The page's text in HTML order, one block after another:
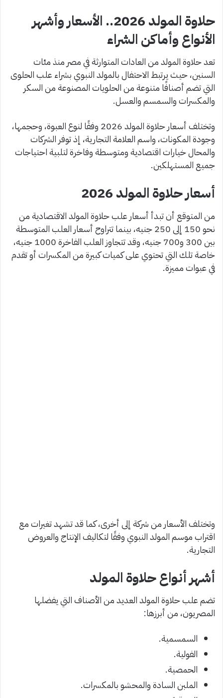
حلاوة المولد 2026.. الأسعار وأشهر
الأنواع وأماكن الشراء
تعد حلاوة المولد من العادات المتوارثة في مصر منذ مئات
السنين، حيث يرتبط الاحتفال بالمولد النبوي بشراء علب الحلوى
التي تضم أصنافًا متنوعة من الحلويات المصنوعة من السكر
والمكسرات والسمسم والعسل.
وتختلف أسعار حلاوة المولد 2026 وفقًا لنوع العبوة، وحجمها،
وجودة المكونات، واسم العلامة التجارية، إذ توفر الشركات
والمحال خيارات اقتصادية ومتوسطة وفاخرة لتلبية احتياجات
جميع المستهلكين.
أسعار حلاوة المولد 2026
من المتوقع أن تبدأ أسعار علب حلاوة المولد الاقتصادية من
نحو 150 إلى 250 جنيه، بينما تتراوح أسعار العلب المتوسطة
بين 300 و700 جنيه، وقد تتجاوز العلب الفاخرة 1000 جنيه،
خاصة تلك التي تحتوي على كميات كبيرة من المكسرات أو تقدم
في عبوات مميزة.
وتختلف الأسعار من شركة إلى أخرى، كما قد تشهد تغيرات مع
اقتراب موسم المولد النبوي وفقًا لتكاليف الإنتاج والعروض
التجارية.
أشهر أنواع حلاوة المولد
تضم علب حلاوة المولد العديد من الأصناف التي يفضلها
المصريون، من أبرزها:
السمسمية.
الفولية.
الحمصية.
الملبن السادة والمحشو بالمكسرات.